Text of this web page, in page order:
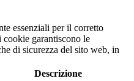
essenziali per il corretto
garantiscono le
di sicurezza del sito web, in
Descrizione